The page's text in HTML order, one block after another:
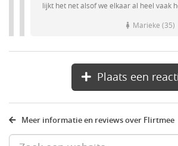
lijkt het net alsof we elkaar al heel vaak
Marieke (35)
Plaats een
Meer informatie en reviews over Flirtmee